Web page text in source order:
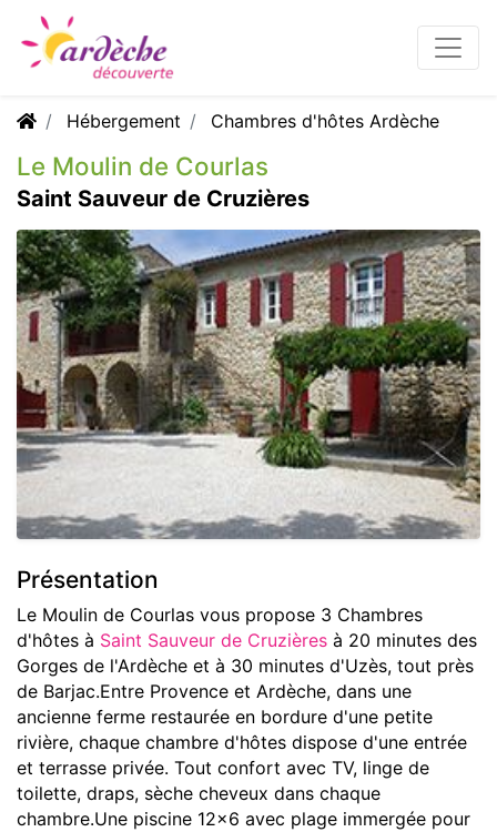
Hébergement Chambres d'hôtes Ardèche
Le Moulin de Courlas
Saint Sauveur de Cruzières
Présentation
Le Moulin de Courlas vous propose 3 Chambres
d'hôtes à Saint Sauveur de Cruzières à 20 minutes des
Gorges de l'Ardèche et à 30 minutes d'Uzès, tout près
de Barjac.Entre Provence et Ardèche, dans une
ancienne ferme restaurée en bordure d'une petite
rivière, chaque chambre d'hôtes dispose d'une entrée
et terrasse privée. Tout confort avec TV, linge de
toilette, draps, sèche cheveux dans chaque
chambre.Une piscine 12x6 avec plage immergée pour